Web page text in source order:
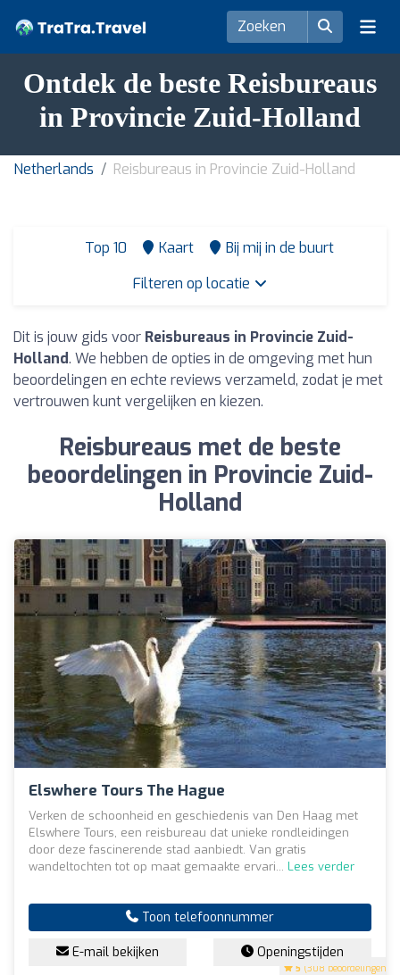
Ontdek de beste Reisbureaus
in Provincie Zuid-Holland
Netherlands Reisbureaus in Provincie Zuid-Holland
Top 10 Kaart
Bij mij in de buurt
Filteren op locatie
Dit is jouw gids voor Reisbureaus in Provincie Zuid-
Holland. We hebben de opties in de omgeving met hun
beoordelingen en echte reviews verzameld, zodat je met
vertrouwen kunt vergelijken en kiezen.
Reisbureaus met de beste
beoordelingen in Provincie Zuid-
Holland
Elswhere Tours The Hague
5 (308 beoordelingen)
Verken de schoonheid en geschiedenis van Den Haag met
Elswhere Tours, een reisbureau dat unieke rondleidingen
door deze fascinerende stad aanbiedt. Van gratis
wandeltochten tot op maat gemaakte ervari... Lees verder
Toon telefoonnummer
E-mail bekijken Openingstijden